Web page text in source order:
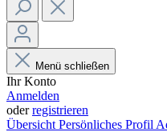
Menü schließen
Ihr Konto
Anmelden
oderregistrieren
Übersicht Persönliches Profil